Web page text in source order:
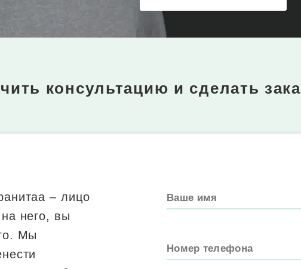
консультацию и сделать
– лицо
него, вы
Мы